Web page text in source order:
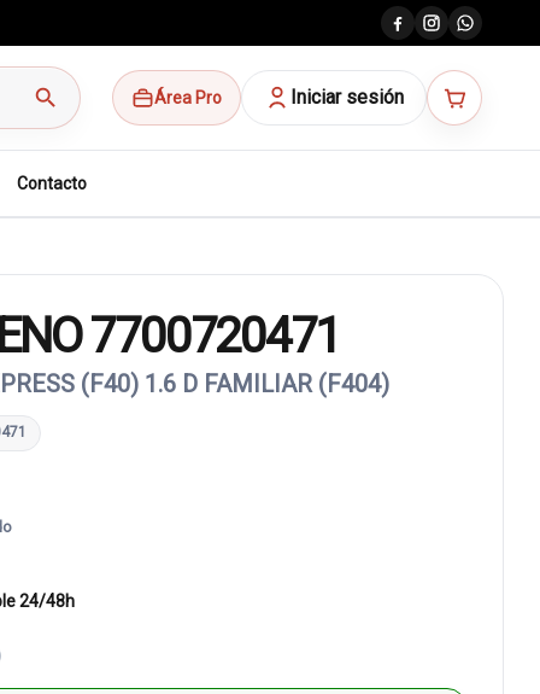
search Área Pro Iniciar sesión
Contacto
7700720471
(F40) 1.6 D FAMILIAR (F404)
24/48h